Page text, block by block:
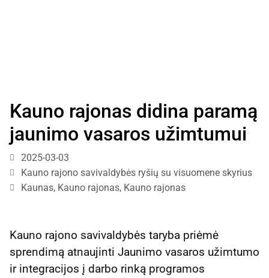
Kauno rajonas didina paramą
jaunimo vasaros užimtumui
2025-03-03
Kauno rajono savivaldybės ryšių su visuomene skyrius
Kaunas, Kauno rajonas, Kauno rajonas
Kauno rajono savivaldybės taryba priėmė
sprendimą atnaujinti Jaunimo vasaros užimtumo
ir integracijos į darbo rinką programos